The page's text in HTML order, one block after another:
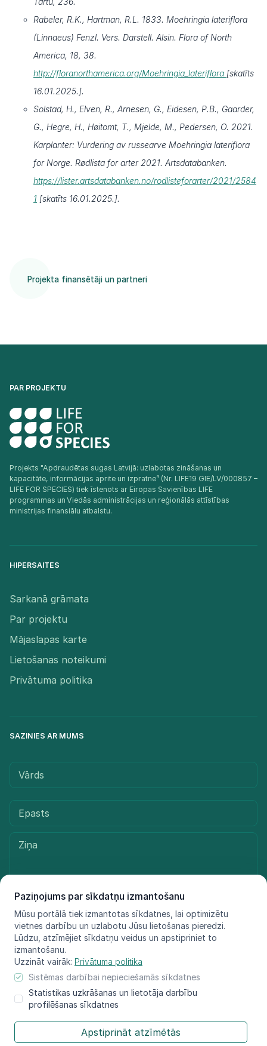
Paziņojums par sīkdatņu izmantošanu
Mūsu portālā tiek izmantotas sīkdatnes, lai optimizētu
vietnes darbību un uzlabotu Jūsu lietošanas pieredzi.
Lūdzu, atzīmējiet sīkdatņu veidus un apstipriniet to
izmantošanu.
Uzzināt vairāk: Privātuma politika
Sistēmas darbībai nepieciešamās sīkdatnes
Statistikas uzkrāšanas un lietotāja darbību
profilēšanas sīkdatnes
Apstiprināt atzīmētās
Rabeler, R.K., Hartman, R.L. 1833. Moehringia lateriflora
(Linnaeus) Fenzl. Vers. Darstell. Alsin. Flora of North
America, 18, 38.
http://floranorthamerica.org/Moehringia_lateriflora [skatīts
16.01.2025.].
Solstad, H., Elven, R., Arnesen, G., Eidesen, P.B., Gaarder,
G., Hegre, H., Høitomt, T., Mjelde, M., Pedersen, O. 2021.
Karplanter: Vurdering av russearve Moehringia lateriflora
for Norge. Rødlista for arter 2021. Artsdatabanken.
https://lister.artsdatabanken.no/rodlisteforarter/2021/2584
1 [skatīts 16.01.2025.].
Projekta finansētāji un partneri
PAR PROJEKTU
Projekts "Apdraudētas sugas Latvijā: uzlabotas zināšanas un
kapacitāte, informācijas aprite un izpratne” (Nr. LIFE19 GIE/LV/000857 –
LIFE FOR SPECIES) tiek īstenots ar Eiropas Savienības LIFE
programmas un Viedās administrācijas un reģionālās attīstības
ministrijas finansiālu atbalstu.​
HIPERSAITES
Sarkanā grāmata
Par projektu
Mājaslapas karte
Lietošanas noteikumi
Privātuma politika
SAZINIES AR MUMS
Sūtīt ziņu
redzējumu, Eiropas Klimata, infrastruktūras
un vides izpildaģentūra nav atbildīga par šeit sniegtās informācijas